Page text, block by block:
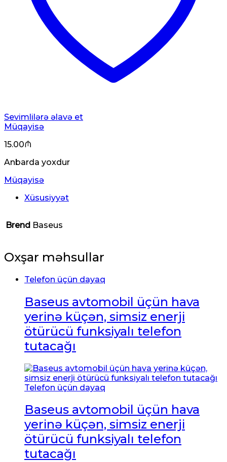
Sevimlilərə əlavə et
Müqayisə
15.00₼
Anbarda yoxdur
Müqayisə
Xüsusiyyət
Brend Baseus
Oxşar məhsullar
Telefon üçün dayaq
Baseus avtomobil üçün hava
yerinə küçən, simsiz enerji
ötürücü funksiyalı telefon
tutacağı
Telefon üçün dayaq
Baseus avtomobil üçün hava
yerinə küçən, simsiz enerji
ötürücü funksiyalı telefon
tutacağı